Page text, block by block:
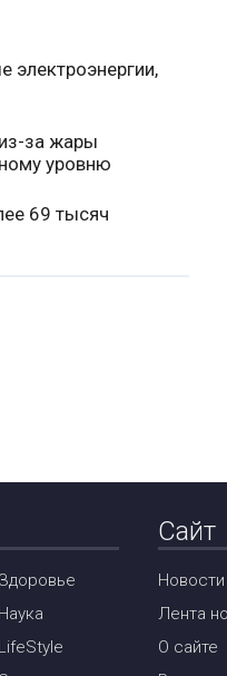
электроэнергии,
за жары
уровню
69 тысяч
Здоровье
Наука
LifeStyle
Сайт
Новости
Лента
О сайте